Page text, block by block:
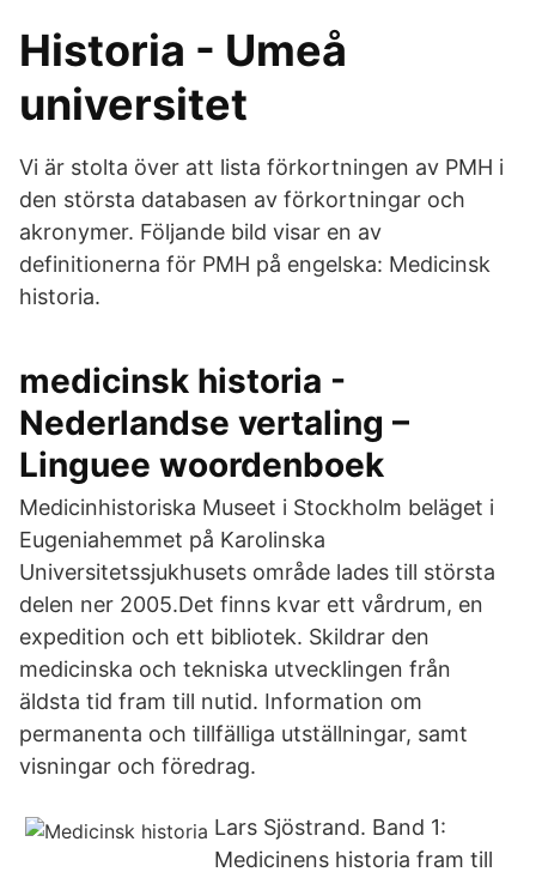
Historia - Umeå
universitet
Vi är stolta över att lista förkortningen av PMH i
den största databasen av förkortningar och
akronymer. Följande bild visar en av
definitionerna för PMH på engelska: Medicinsk
historia.
medicinsk historia -
Nederlandse vertaling –
Linguee woordenboek
Medicinhistoriska Museet i Stockholm beläget i
Eugeniahemmet på Karolinska
Universitetssjukhusets område lades till största
delen ner 2005.Det finns kvar ett vårdrum, en
expedition och ett bibliotek. Skildrar den
medicinska och tekniska utvecklingen från
äldsta tid fram till nutid. Information om
permanenta och tillfälliga utställningar, samt
visningar och föredrag.
Lars Sjöstrand. Band 1:
Medicinens historia fram till